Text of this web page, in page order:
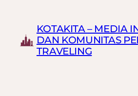
KOTAKITA – MEDIA
DAN KOMUNITAS
TRAVELING